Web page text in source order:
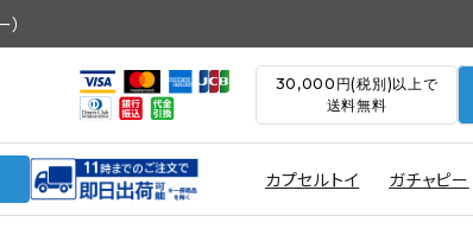
30,000円(税別)以上で
送料無料
カプセルトイ ガチャピー